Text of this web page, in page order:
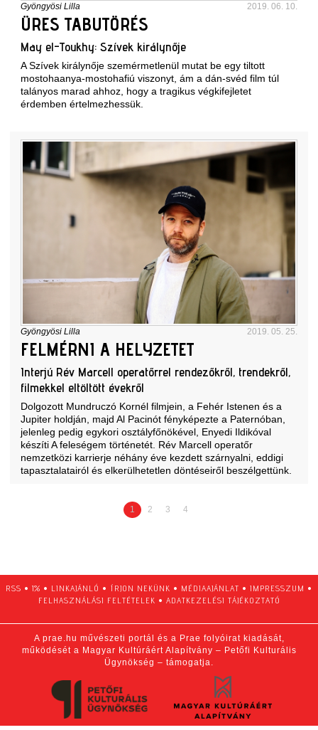
Gyöngyösi Lilla 2019. 06. 10.
ÜRES TABUTÖRÉS
May el-Toukhy: Szívek királynője
A Szívek királynője szemérmetlenül mutat be egy tiltott
mostohaanya-mostohafiú viszonyt, ám a dán-svéd film túl
talányos marad ahhoz, hogy a tragikus végkifejletet
érdemben értelmezhessük.
Gyöngyösi Lilla 2019. 05. 25.
FELMÉRNI A HELYZETET
Interjú Rév Marcell operatőrrel rendezőkről, trendekről,
filmekkel eltöltött évekről
Dolgozott Mundruczó Kornél filmjein, a Fehér Istenen és a
Jupiter holdján, majd Al Pacinót fényképezte a Paternóban,
jelenleg pedig egykori osztályfőnökével, Enyedi Ildikóval
készíti A feleségem történetét. Rév Marcell operatőr
nemzetközi karrierje néhány éve kezdett szárnyalni, eddigi
tapasztalatairól és elkerülhetetlen döntéseiről beszélgettünk.
1 2 3 4
RSS • 1% • LINKAJÁNLÓ • ÍRJON NEKÜNK • MÉDIAAJÁNLAT • IMPRESSZUM •
FELHASZNÁLÁSI FELTÉTELEK • ADATKEZELÉSI TÁJÉKOZTATÓ
A prae.hu művészeti portál és a Prae folyóirat kiadását,
működését a Magyar Kultúráért Alapítvány – Petőfi Kulturális
Ügynökség – támogatja.